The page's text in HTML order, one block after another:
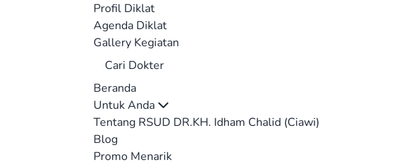
Profil Diklat
Agenda Diklat
Gallery Kegiatan
Cari Dokter
Beranda
Untuk Anda
Tentang RSUD DR.KH. Idham Chalid (Ciawi)
Blog
Promo Menarik